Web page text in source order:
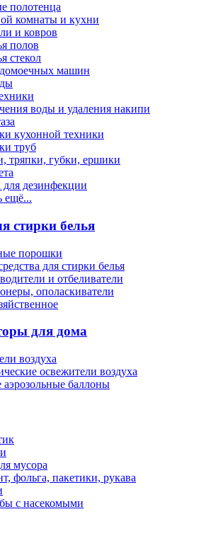
полотенца
комнаты и кухни
и ковров
полов
стекол
машин
воды и удаления накипи
кухонной техники
труб
тряпки, губки, ершики
для дезинфекции
ещё...
стирки белья
порошки
для стирки белья
и отбеливатели
ополаскиватели
для дома
воздуха
освежители воздуха
баллоны
мусора
фольга, пакетики, рукава
с насекомыми